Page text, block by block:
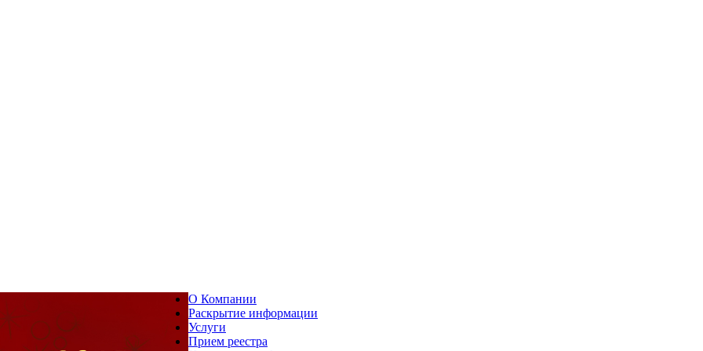
О Компании
Раскрытие информации
Услуги
Прием реестра